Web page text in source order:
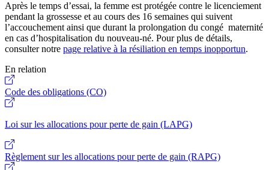
Après le temps d’essai, la femme est protégée contre le licenciement
pendant la grossesse et au cours des 16 semaines qui suivent
l’accouchement ainsi que durant la prolongation du congé maternité
en cas d’hospitalisation du nouveau-né. Pour plus de détails,
consulter notre page relative à la résiliation en temps inopportun.
En relation
Code des obligations (CO)
Loi sur les allocations pour perte de gain (LAPG)
Règlement sur les allocations pour perte de gain (RAPG)